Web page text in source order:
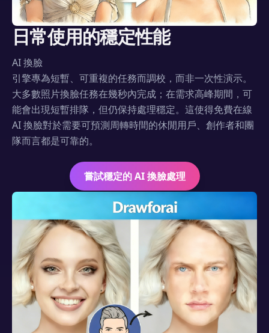
日常使用的穩定性能
AI 換臉
引擎專為短暫、可重複的任務而調校，而非一次性演示。
大多數照片換臉任務在幾秒內完成；在需求高峰期間，可
能會出現短暫排隊，但仍保持處理穩定。這使得免費在線
AI 換臉對於需要可預測周轉時間的休閒用戶、創作者和團
隊而言都是可靠的。
嘗試穩定的 AI 換臉處理